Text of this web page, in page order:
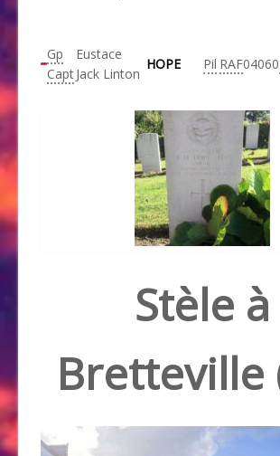
Gp
Capt
Eustace
Jack Linton
HOPE Pil RAF04060
Stèle à
Bretteville